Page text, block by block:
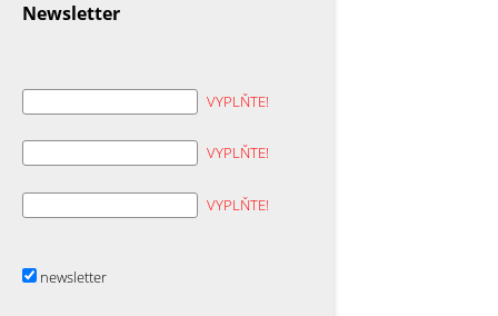
Newsletter
VYPLŇTE!
VYPLŇTE!
VYPLŇTE!
newsletter